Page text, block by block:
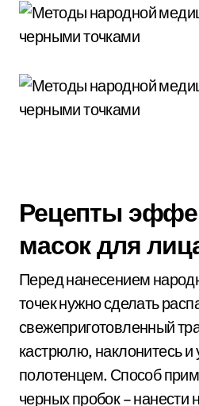
Рецепты
масок для
Перед нанесением
точек нужно сделать
свежеприготовленный
кастрюлю, наклонитесь и
полотенцем. Способ
черных пробок – нанести